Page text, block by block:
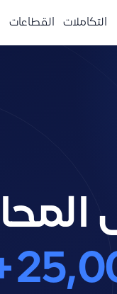
التكاملات القطاعات
منشأة سعودية